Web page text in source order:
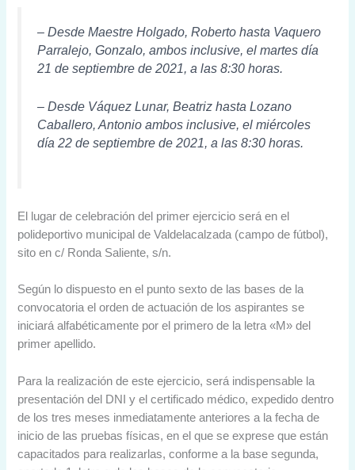
– Desde Maestre Holgado, Roberto hasta Vaquero
Parralejo, Gonzalo, ambos inclusive, el martes día
21 de septiembre de 2021, a las 8:30 horas.
– Desde Váquez Lunar, Beatriz hasta Lozano
Caballero, Antonio ambos inclusive, el miércoles
día 22 de septiembre de 2021, a las 8:30 horas.
El lugar de celebración del primer ejercicio será en el
polideportivo municipal de Valdelacalzada (campo de fútbol),
sito en c/ Ronda Saliente, s/n.
Según lo dispuesto en el punto sexto de las bases de la
convocatoria el orden de actuación de los aspirantes se
iniciará alfabéticamente por el primero de la letra «M» del
primer apellido.
Para la realización de este ejercicio, será indispensable la
presentación del DNI y el certificado médico, expedido dentro
de los tres meses inmediatamente anteriores a la fecha de
inicio de las pruebas físicas, en el que se exprese que están
capacitados para realizarlas, conforme a la base segunda,